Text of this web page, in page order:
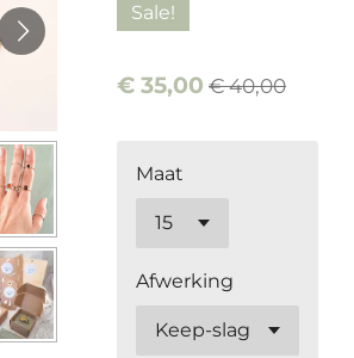
Sale!
€ 35,00 € 40,00
Maat
Afwerking